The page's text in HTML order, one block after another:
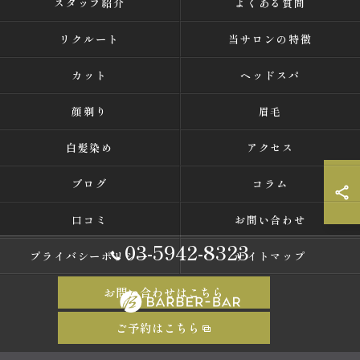
03-5942-8323
お問い合わせはこちら
ご予約はこちら
リクルート 当サロンの特徴
カット ヘッドスパ
顔剃り 眉毛
白髪染め アクセス
ブログ コラム
口コミ お問い合わせ
プライバシーポリシー サイトマップ
© 2026 東京都中野の理容室ならバーバーバー 中野 ALL RIGHTS RESERVED.